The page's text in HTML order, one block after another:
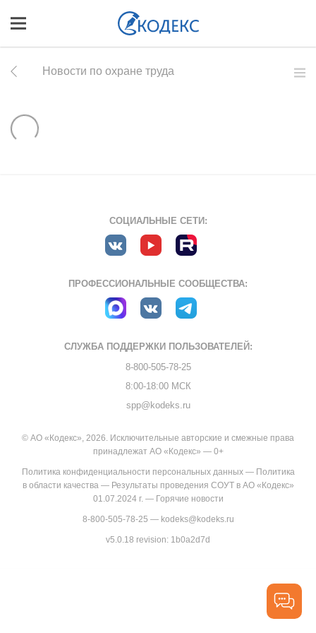
Новости по охране труда
СОЦИАЛЬНЫЕ СЕТИ:
ПРОФЕССИОНАЛЬНЫЕ СООБЩЕСТВА:
СЛУЖБА ПОДДЕРЖКИ ПОЛЬЗОВАТЕЛЕЙ:
8-800-505-78-25
8:00-18:00 МСК
spp@kodeks.ru
© АО «Кодекс», 2026. Исключительные авторские и смежные права
принадлежат АО «Кодекс» — 0+
Политика конфиденциальности персональных данных— Политика
в области качества— Результаты проведения СОУТ в АО «Кодекс»
01.07.2024 г.— Горячие новости
8-800-505-78-25 — kodeks@kodeks.ru
v5.0.18 revision: 1b0a2d7d